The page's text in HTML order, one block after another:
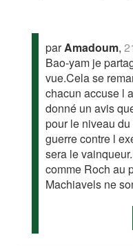
parAmadoum,
Bao-yam je
vue.Cela se
chacun accuse l
donné un avis
pour le niveau
guerre contre l
sera le
comme Roch au
Machiavels ne